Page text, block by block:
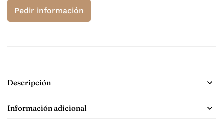
Pedir información
Descripción
Información adicional